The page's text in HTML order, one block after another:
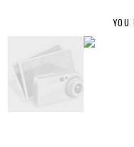
YOU